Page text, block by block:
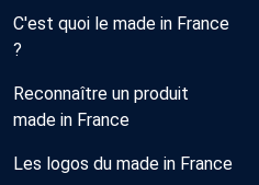
C'est quoi le made in France
?
Reconnaître un produit
made in France
Les logos du made in France